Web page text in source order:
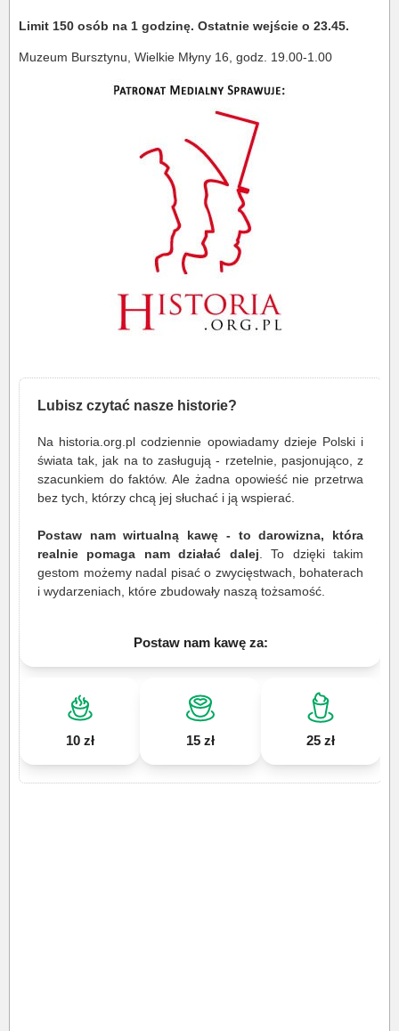
Limit 150 osób na 1 godzinę. Ostatnie wejście o 23.45.
Muzeum Bursztynu, Wielkie Młyny 16, godz. 19.00-1.00
Lubisz czytać nasze historie?
Na historia.org.pl codziennie opowiadamy dzieje Polski i
świata tak, jak na to zasługują - rzetelnie, pasjonująco, z
szacunkiem do faktów. Ale żadna opowieść nie przetrwa
bez tych, którzy chcą jej słuchać i ją wspierać.
Postaw nam wirtualną kawę - to darowizna, która
realnie pomaga nam działać dalej . To dzięki takim
gestom możemy nadal pisać o zwycięstwach, bohaterach
i wydarzeniach, które zbudowały naszą tożsamość.
Postaw nam kawę za:
10 zł 15 zł 25 zł